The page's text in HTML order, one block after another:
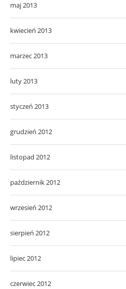
maj 2013
kwiecień 2013
marzec 2013
luty 2013
styczeń 2013
grudzień 2012
listopad 2012
październik 2012
wrzesień 2012
sierpień 2012
lipiec 2012
czerwiec 2012